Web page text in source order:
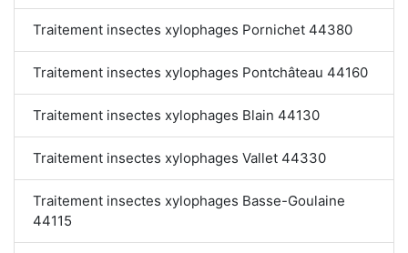
Traitement insectes xylophages Pornichet 44380
Traitement insectes xylophages Pontchâteau 44160
Traitement insectes xylophages Blain 44130
Traitement insectes xylophages Vallet 44330
Traitement insectes xylophages Basse-Goulaine
44115